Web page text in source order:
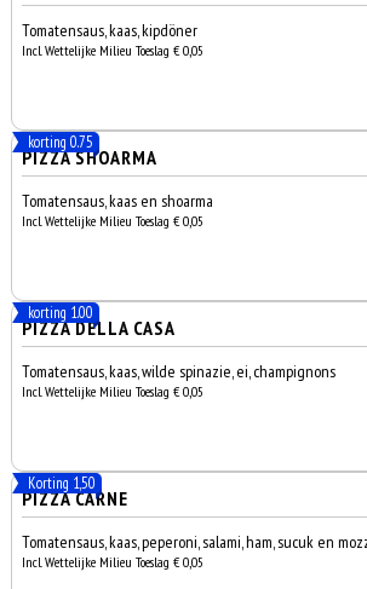
Tomatensaus, kaas, kipdöner
Incl. Wettelijke Milieu Toeslag € 0,05
korting 0.75
PIZZA SHOARMA
Tomatensaus, kaas en shoarma
Incl. Wettelijke Milieu Toeslag € 0,05
korting 1.00
PIZZA DELLA CASA
Tomatensaus, kaas, wilde spinazie, ei, champignons
Incl. Wettelijke Milieu Toeslag € 0,05
Korting 1,50
PIZZA CARNE
Tomatensaus, kaas, peperoni, salami, ham, sucuk en
Incl. Wettelijke Milieu Toeslag € 0,05